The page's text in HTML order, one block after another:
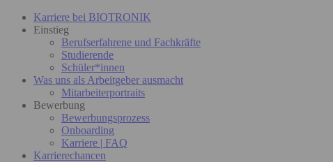
Karriere bei BIOTRONIK
Einstieg
Berufserfahrene und Fachkräfte
Studierende
Schüler*innen
Was uns als Arbeitgeber ausmacht
Mitarbeiterportraits
Bewerbung
Bewerbungsprozess
Onboarding
Karriere | FAQ
Karrierechancen